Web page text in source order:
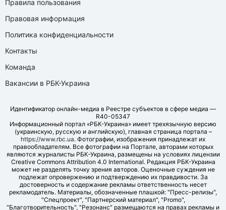
Правила пользования
Правовая информация
Политика конфиденциальности
Контакты
Команда
Вакансии в РБК-Украина
Идентификатор онлайн-медиа в Реестре субъектов в сфере медиа —
R40-05347
Информационный портал «РБК-Украина» имеет трехязычную версию
(украинскую, русскую и английскую), главная страница портала –
https://www.rbc.ua. Фотографии, изображения принадлежат их
правообладателям. Все фотографии на Портале, авторами которых
являются журналисты РБК-Украина, размещены на условиях лицензии
Creative Commons Attribution 4.0 International. Редакция РБК-Украина
может не разделять точку зрения авторов. Оценочные суждения не
подлежат опровержению и подтверждению их правдивости. За
достоверность и содержание рекламы ответственность несет
рекламодатель. Материалы, обозначенные плашкой: "Пресс-релизы",
"Спецпроект", "Партнерский материал", "Promo",
"Благотворительность", "Резонанс" размещаются на правах рекламы и